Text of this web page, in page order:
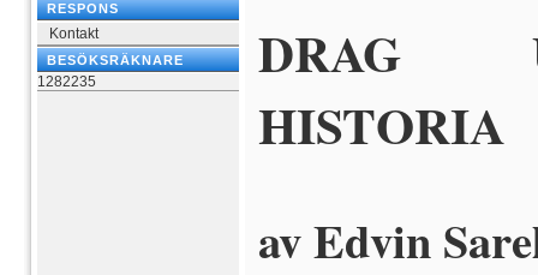
RESPONS
Kontakt
BESÖKSRÄKNARE
1282235
DRAG
HISTORIA
av Edvin